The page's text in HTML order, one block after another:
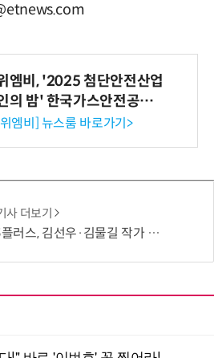
엠비, '2025 첨단안전산업
의 밤' 한국가스안전공사
장상 수상
엠비] 뉴스룸 바로가기>
사 더보기
우·김물길 작가 협업 아트라벨 와인 2종 출시